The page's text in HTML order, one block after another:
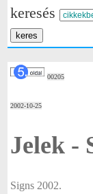
keresés
00205
2002-10-25
Jelek -
Signs 2002.